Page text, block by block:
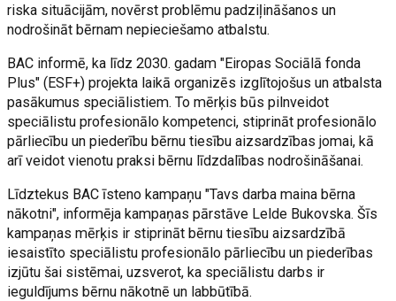
riska situācijām, novērst problēmu padziļināšanos un
nodrošināt bērnam nepieciešamo atbalstu.
BAC informē, ka līdz 2030. gadam "Eiropas Sociālā fonda
Plus" (ESF+) projekta laikā organizēs izglītojošus un atbalsta
pasākumus speciālistiem. To mērķis būs pilnveidot
speciālistu profesionālo kompetenci, stiprināt profesionālo
pārliecību un piederību bērnu tiesību aizsardzības jomai, kā
arī veidot vienotu praksi bērnu līdzdalības nodrošināšanai.
Līdztekus BAC īsteno kampaņu "Tavs darba maina bērna
nākotni", informēja kampaņas pārstāve Lelde Bukovska. Šīs
kampaņas mērķis ir stiprināt bērnu tiesību aizsardzībā
iesaistīto speciālistu profesionālo pārliecību un piederības
izjūtu šai sistēmai, uzsverot, ka speciālistu darbs ir
ieguldījums bērnu nākotnē un labbūtībā.